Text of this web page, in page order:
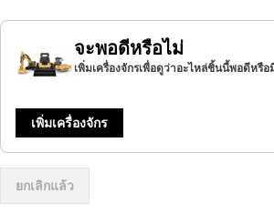
จะพอดีหรือไม่
เพิ่มเครื่องจักรเพื่อดูว่าอะไหล่ชิ้นนี้พอดีหรื
เพิ่มเครื่องจักร
ยกเลิกแล้ว